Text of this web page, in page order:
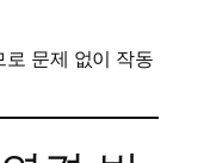
문제 없이 작동